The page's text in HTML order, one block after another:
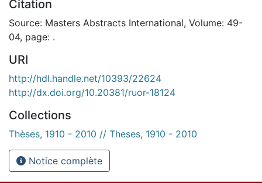
Citation
Source: Masters Abstracts International, Volume: 49-
04, page: .
URI
http://hdl.handle.net/10393/22624
http://dx.doi.org/10.20381/ruor-18124
Collections
Thèses, 1910 - 2010 // Theses, 1910 - 2010
Notice complète